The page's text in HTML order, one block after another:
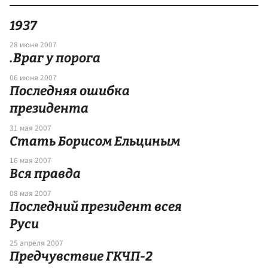
1937
28 июня 2007
.Враг у порога
06 июня 2007
Последняя ошибка
президента
31 мая 2007
Стать Борисом Ельциным
16 мая 2007
Вся правда
08 мая 2007
Последний президент всея
Руси
25 апреля 2007
Предчувствие ГКЧП-2